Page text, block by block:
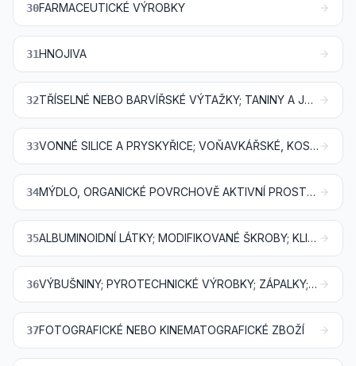
30FARMACEUTICKÉ VÝROBKY
31HNOJIVA
32 TŘÍSELNÉ NEBO BARVÍŘSKÉ VÝTAŽKY; TANINY A JEJICH DERIVÁTY; BARVIVA, PIGMENTY A JINÉ BARVICÍ LÁTKY; NÁTĚROVÉ BARVY A LAKY; TMELY A JINÉ NÁTĚROVÉ HMOTY; INKOUSTY
33 VONNÉ SILICE A PRYSKYŘICE; VOŇAVKÁŘSKÉ, KOSMETICKÉ NEBO TOALETNÍ PŘÍPRAVKY
34 MÝDLO, ORGANICKÉ POVRCHOVĚ AKTIVNÍ PROSTŘEDKY, PRACÍ PROSTŘEDKY, MAZACÍ PROSTŘEDKY, UMĚLÉ VOSKY, PŘIPRAVENÉ VOSKY, LEŠTICÍ NEBO CÍDICÍ PŘÍPRAVKY, SVÍČKY A PODOBNÉ VÝROBKY, MODELOVACÍ PASTY, „DENTÁLNÍ VOSKY“ A DENTÁLNÍ PŘÍPRAVKY NA BÁZI SÁDRY
35 ALBUMINOIDNÍ LÁTKY; MODIFIKOVANÉ ŠKROBY; KLIHY; ENZYMY
36 VÝBUŠNINY; PYROTECHNICKÉ VÝROBKY; ZÁPALKY; PYROFORICKÉ SLITINY; NĚKTERÉ HOŘLAVÉ PŘÍPRAVKY
37FOTOGRAFICKÉ NEBO KINEMATOGRAFICKÉ ZBOŽÍ